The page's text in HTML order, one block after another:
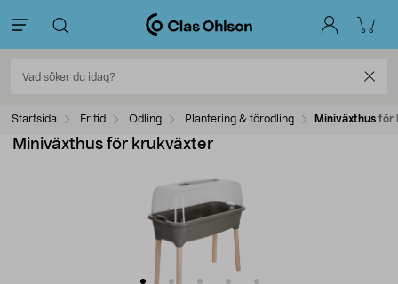
Startsida Fritid Odling Plantering & förodling Miniväxthus för
Miniväxthus för krukväxter